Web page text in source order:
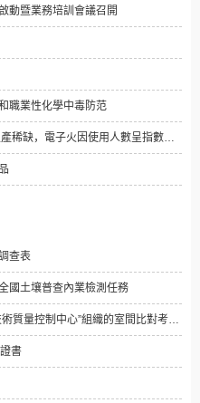
動暨業務培訓會議召開
職業性化學中毒防范
稀缺，電子火因使用人數呈指數級
查表
國土壤普查內業檢測任務
質量控制中心”組織的室間比對考核
書